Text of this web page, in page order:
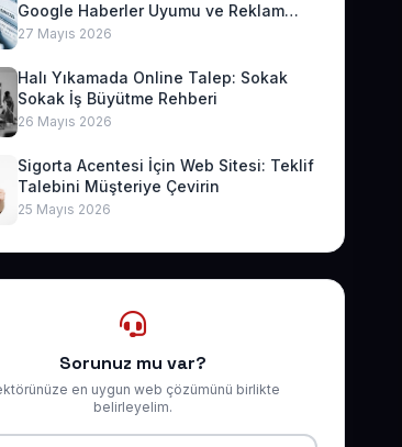
Google Haberler Uyumu ve Reklam
Geliri
27 Mayıs 2026
Halı Yıkamada Online Talep: Sokak
Sokak İş Büyütme Rehberi
26 Mayıs 2026
Sigorta Acentesi İçin Web Sitesi: Teklif
Talebini Müşteriye Çevirin
25 Mayıs 2026
Sorunuz mu var?
en uygun web çözümünü birlikte
belirleyelim.